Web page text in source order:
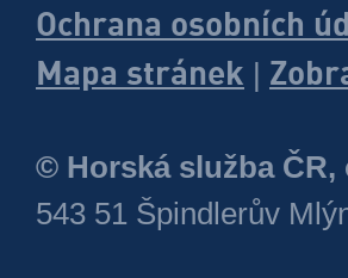
Ochrana osobních
Mapa stránek
© Horská služba ČR,
543 51 Špindlerův